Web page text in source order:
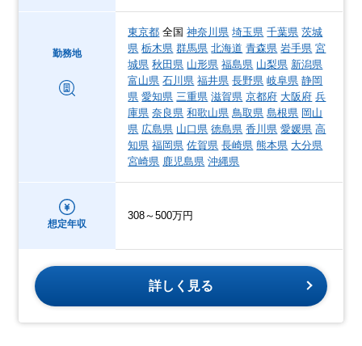
勤務地
東京都 全国神奈川県 埼玉県 千葉県 茨城
県 栃木県 群馬県 北海道 青森県 岩手県 宮
城県 秋田県 山形県 福島県 山梨県 新潟県
富山県 石川県 福井県 長野県 岐阜県 静岡
県 愛知県 三重県 滋賀県 京都府 大阪府 兵
庫県 奈良県 和歌山県 鳥取県 島根県 岡山
県 広島県 山口県 徳島県 香川県 愛媛県 高
知県 福岡県 佐賀県 長崎県 熊本県 大分県
宮崎県 鹿児島県 沖縄県
想定年収
308～500万円
詳しく見る